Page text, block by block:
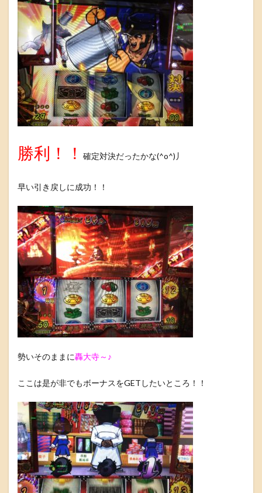
勝利！！ 確定対決だったかな(^o^)丿
早い引き戻しに成功！！
勢いそのままに轟大寺～♪
ここは是が非でもボーナスをGETしたいところ！！